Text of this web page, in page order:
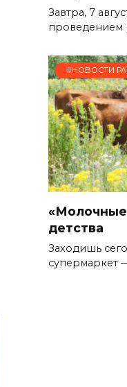
Завтра, 7
проведением
#НОВОСТИ
детства
Заходишь
супермаркет